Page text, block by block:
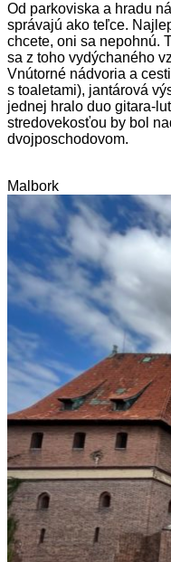
Od parkoviska a hradu
správajú ako teľce.
chcete, oni sa nepohnú.
sa z toho vydýchaného
Vnútorné nádvoria a
s toaletami), jantárová
jednej hralo duo gitara-
stredovekosťou by bol
dvojposchodovom.
Malbork